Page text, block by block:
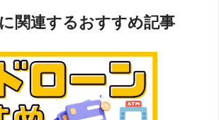
関連するおすすめ記事